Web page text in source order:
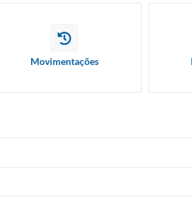
Movimentações